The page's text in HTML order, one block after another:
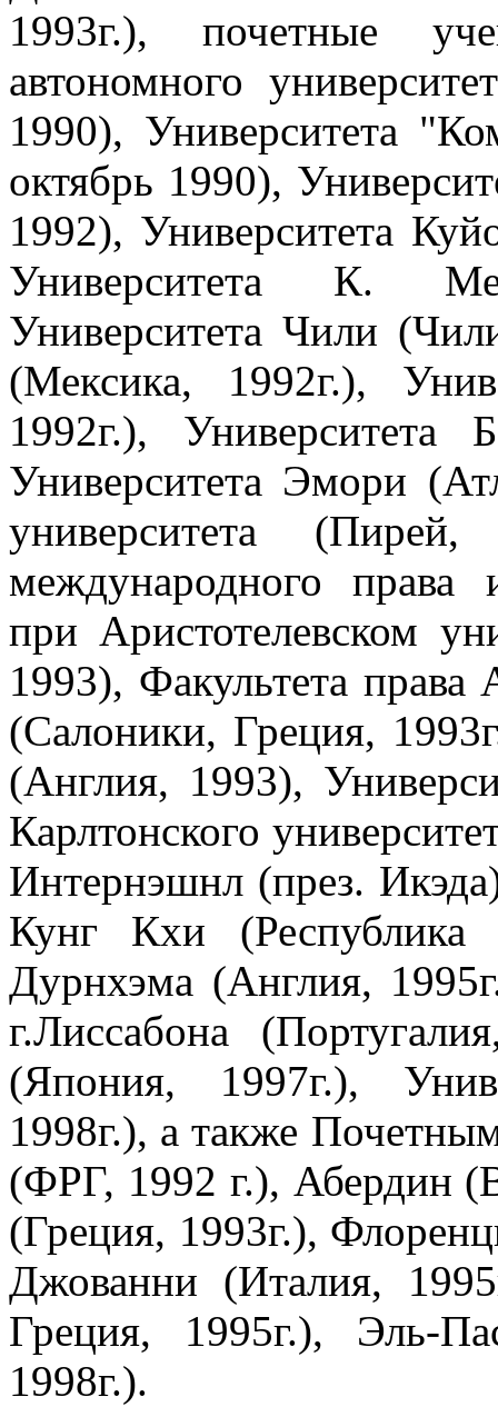
1993г.), почетные
автономного
1990), Университета
октябрь 1990),
1992), Университета
Университета К.
Университета Чили
(Мексика, 1992г.),
1992г.), Университета
Университета Эмори
университета
международного
при Аристотелевском
1993), Факультета права
(Салоники, Греция,
(Англия, 1993),
Карлтонского
Интернэшнл (през.
Кунг Кхи (Республика
Дурнхэма (Англия,
г.Лиссабона
(Япония, 1997г.),
1998г.), а также
(ФРГ, 1992 г.), Абердин
(Греция, 1993г.),
Джованни (Италия,
Греция, 1995г.), Эль-
1998г.).